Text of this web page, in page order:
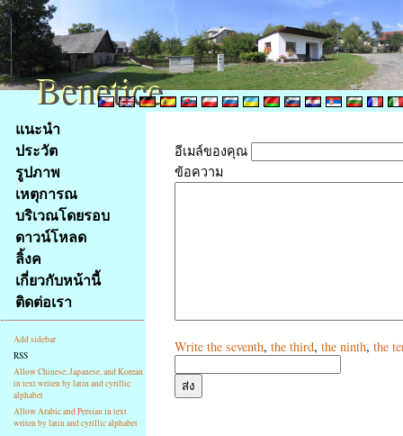
obsah
stránky
Klávesové
zkratky
tomto
webu
základní
Hlavní
strana
แนะนำ
ประวัต
รูปภาพ
เหตุการณ
บริเวณโดยรอบ
ดาวน์โหลด
ลิ้งค
เกี่ยวกับหน้านี้
ติดต่อเรา
Add sidebar
RSS
Allow Chinese, Japanese, and Korean
in text writen by latin and cyrillic
alphabet
Allow Arabic and Persian in text
writen by latin and cyrillic alphabet
อีเมล์ของคุณ
ข้อความ
Write the seventh, the third, the ninth, the
Benetice
Benetice